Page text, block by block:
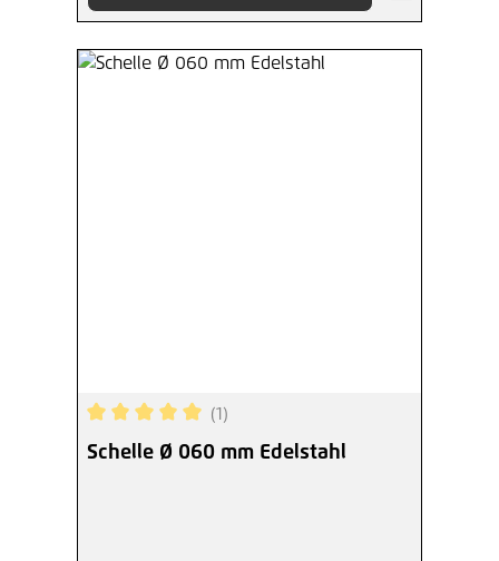
Durchschnittliche Bewertung von 5 von 5
(1)
Schelle Ø 060 mm Edelstahl